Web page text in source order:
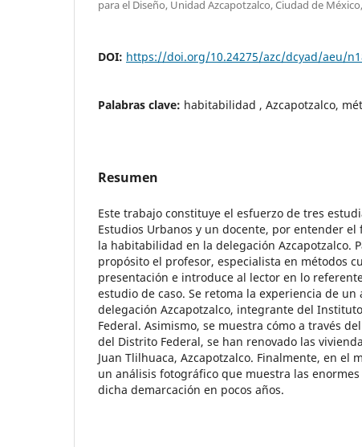
para el Diseño, Unidad Azcapotzalco, Ciudad de
DOI: https://doi.org/10.24275/azc/dcyad/aeu/
Palabras clave: habitabilidad , Azcapotzalco,
Resumen
Este trabajo constituye el esfuerzo de tres
Estudios Urbanos y un docente, por entender el
la habitabilidad en la delegación Azcapotzalco.
propósito el profesor, especialista en métodos
presentación e introduce al lector en lo
estudio de caso. Se retoma la experiencia de un
delegación Azcapotzalco, integrante del
Federal. Asimismo, se muestra cómo a través
del Distrito Federal, se han renovado las
Juan Tlilhuaca, Azcapotzalco. Finalmente, en el
un análisis fotográfico que muestra las
dicha demarcación en pocos años.